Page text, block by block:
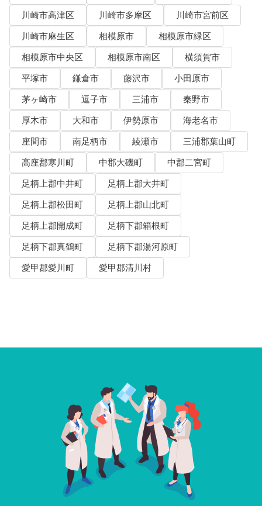
川崎市高津区
川崎市多摩区
川崎市宮前区
川崎市麻生区
相模原市
相模原市緑区
相模原市中央区
相模原市南区
横須賀市
平塚市
鎌倉市 藤沢市
小田原市
茅ヶ崎市
逗子市 三浦市
秦野市
厚木市
大和市 伊勢原市
海老名市
座間市
南足柄市 綾瀬市
三浦郡葉山町
高座郡寒川町
中郡大磯町
中郡二宮町
足柄上郡中井町
足柄上郡大井町
足柄上郡松田町
足柄上郡山北町
足柄上郡開成町
足柄下郡箱根町
足柄下郡真鶴町
足柄下郡湯河原町
愛甲郡愛川町
愛甲郡清川村